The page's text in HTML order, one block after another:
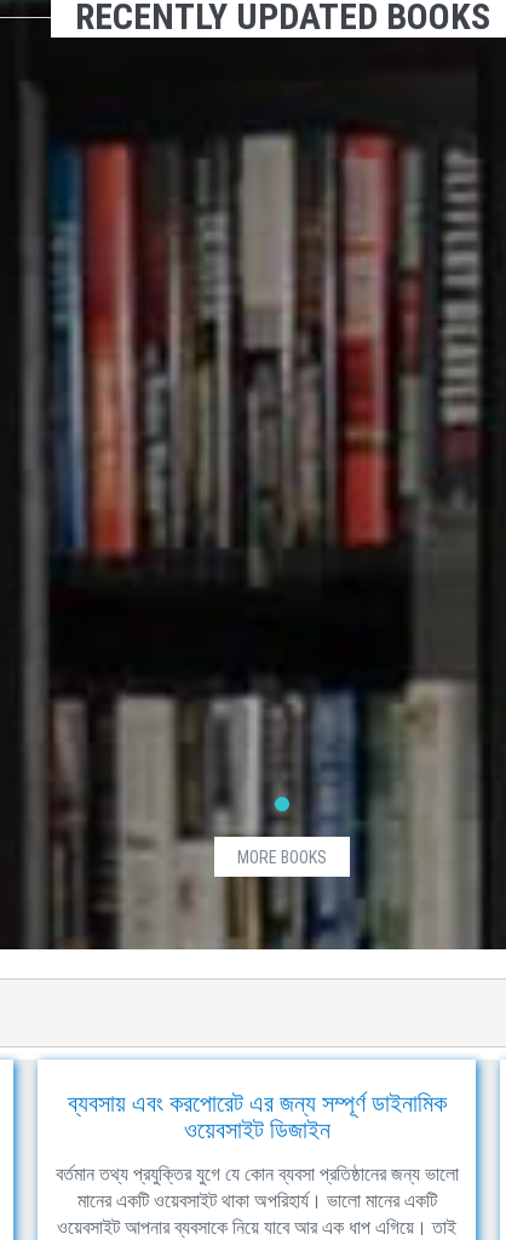
RECENTLY UPDATED BOOKS
MORE BOOKS
ব্যবসায় এবং করপোরেট এর জন্য সম্পূর্ণ ডাইনামিক
ওয়েবসাইট ডিজাইন
বর্তমান তথ্য প্রযুক্তির যুগে যে কোন ব্যবসা প্রতিষ্ঠানের জন্য ভালো
মানের একটি ওয়েবসাইট থাকা অপরিহার্য। ভালো মানের একটি
ওয়েবসাইট আপনার ব্যবসাকে নিয়ে যাবে আর এক ধাপ এগিয়ে। তাই